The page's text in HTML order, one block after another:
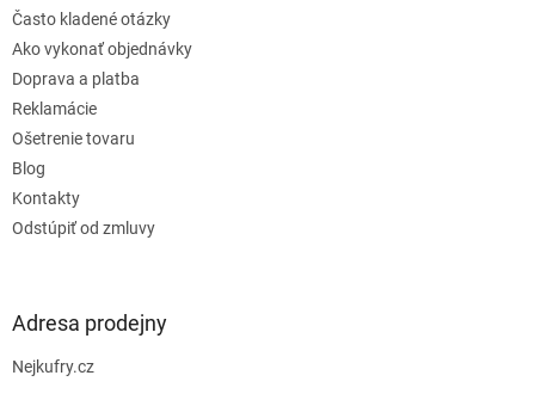
Často kladené otázky
Ako vykonať objednávky
Doprava a platba
Reklamácie
Ošetrenie tovaru
Blog
Kontakty
Odstúpiť od zmluvy
Adresa prodejny
Nejkufry.cz